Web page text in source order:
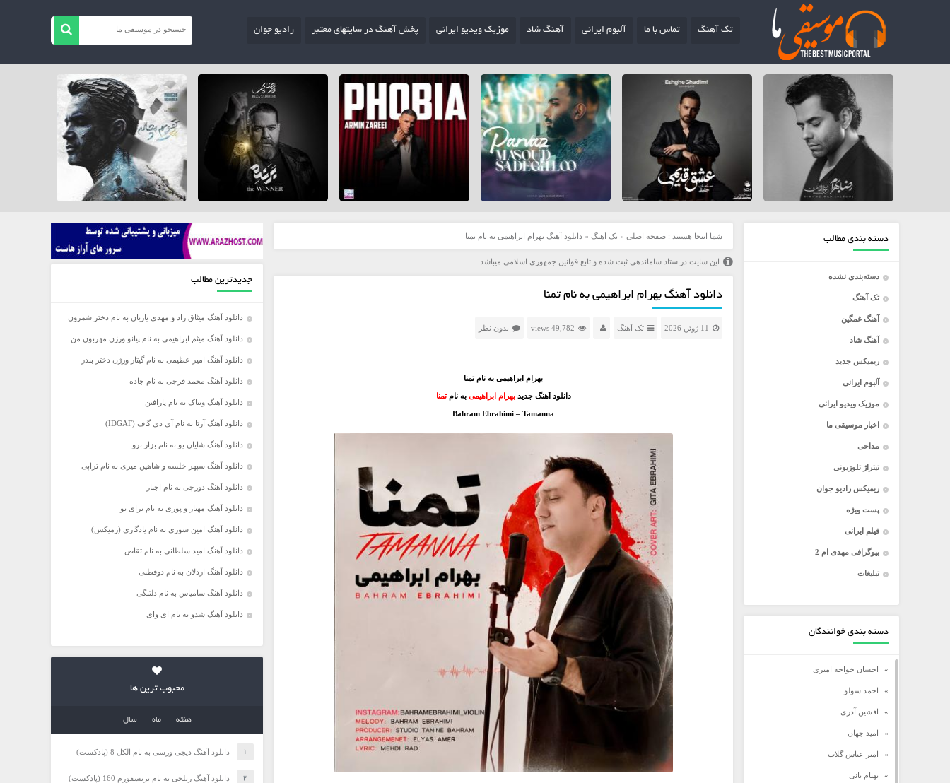
تک آهنگ تماس با ما آلبوم ایرانی آهنگ شاد موزیک ویدیو ایرانی پخش آهنگ در سایتهای معتبر رادیو جوان
دسته بندی مطالب
دسته‌بندی نشده
تک آهنگ
آهنگ غمگین
آهنگ شاد
ریمیکس جدید
آلبوم ایرانی
موزیک ویدیو ایرانی
اخبار موسیقی ما
مداحی
تیتراژ تلوزیونی
ریمیکس رادیو جوان
پست ویژه
فیلم ایرانی
بیوگرافی مهدی ام 2
تبلیغات
دسته بندی خوانندگان
احسان خواجه امیری
احمد سولو
افشین آدری
امید جهان
امیر عباس گلاب
بهنام بانی
شما اینجا هستید : صفحه اصلی » تک آهنگ » دانلود آهنگ بهرام ابراهیمی به نام تمنا
این سایت در ستاد ساماندهی ثبت شده و تابع قوانین جمهوری اسلامی میباشد
دانلود آهنگ بهرام ابراهیمی به نام تمنا
11 ژوئن 2026 تک آهنگ 49,782 views بدون نظر
بهرام ابراهیمی به نام تمنا
دانلود آهنگ جدید بهرام ابراهیمی به نامتمنا
Bahram Ebrahimi – Tamanna
جدیدترین مطالب
دانلود آهنگ میثاق راد و مهدی یاریان به نام دختر شمرون
دانلود آهنگ میثم ابراهیمی به نام پیانو ورژن مهربون من
دانلود آهنگ امیر عظیمی به نام گیتار ورژن دختر بندر
دانلود آهنگ محمد فرجی به نام جاده
دانلود آهنگ ویناک به نام پارافین
دانلود آهنگ آرتا به نام آی دی گاف (IDGAF)
دانلود آهنگ شایان یو به نام بزار برو
دانلود آهنگ سپهر خلسه و شاهین میری به نام تراپی
دانلود آهنگ دورچی به نام اجبار
دانلود آهنگ مهیار و پوری به نام برای تو
دانلود آهنگ امین سوری به نام یادگاری (رمیکس)
دانلود آهنگ امید سلطانی به نام تقاص
دانلود آهنگ اردلان به نام دوقطبی
دانلود آهنگ سامیاس به نام دلتنگی
دانلود آهنگ شدو به نام ای وای
محبوب ترین ها
هفته ماه سال
دانلود آهنگ دیجی ورسی به نام الکل 8 (پادکست)
دانلود آهنگ ریلجی به نام ترنسفورم 160 (پادکست)